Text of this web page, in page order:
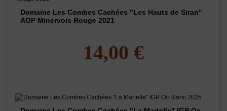
Domaine Les Combes Cachées "Les Hauts de Siran"
AOP Minervois Rouge 2021
14,00 €